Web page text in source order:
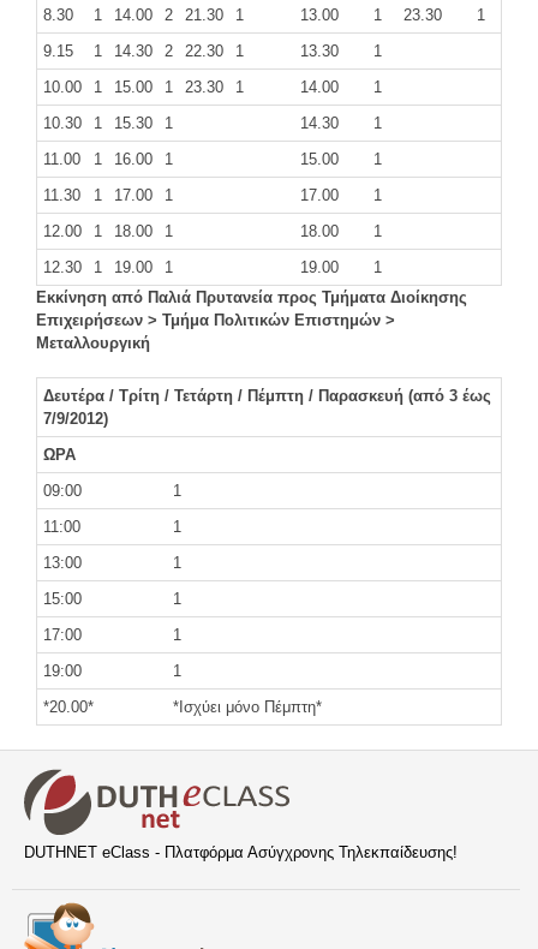
8.30
1 14.00 2 21.30 1 13.00 1 23.30
1
9.15
1 14.30 2 22.30 1 13.30
1
10.00
1 15.00 1 23.30 1 14.00
1
10.30
1 15.30 1 14.30
1
11.00
1 16.00 1 15.00
1
11.30
1 17.00 1 17.00
1
12.00
1 18.00 1 18.00
1
12.30
1 19.00 1 19.00
1
Εκκίνηση από Παλιά Πρυτανεία προς Τμήματα Διοίκησης
Επιχειρήσεων > Τμήμα Πολιτικών Επιστημών >
Μεταλλουργική
Δευτέρα / Τρίτη / Τετάρτη / Πέμπτη / Παρασκευή (από 3 έως
7/9/2012)
ΩΡΑ
09:00
1
11:00
1
13:00
1
15:00
1
17:00
1
19:00
1
*20.00*
*Ισχύει μόνο Πέμπτη*
DUTHNET eClass - Πλατφόρμα Ασύγχρονης Τηλεκπαίδευσης!